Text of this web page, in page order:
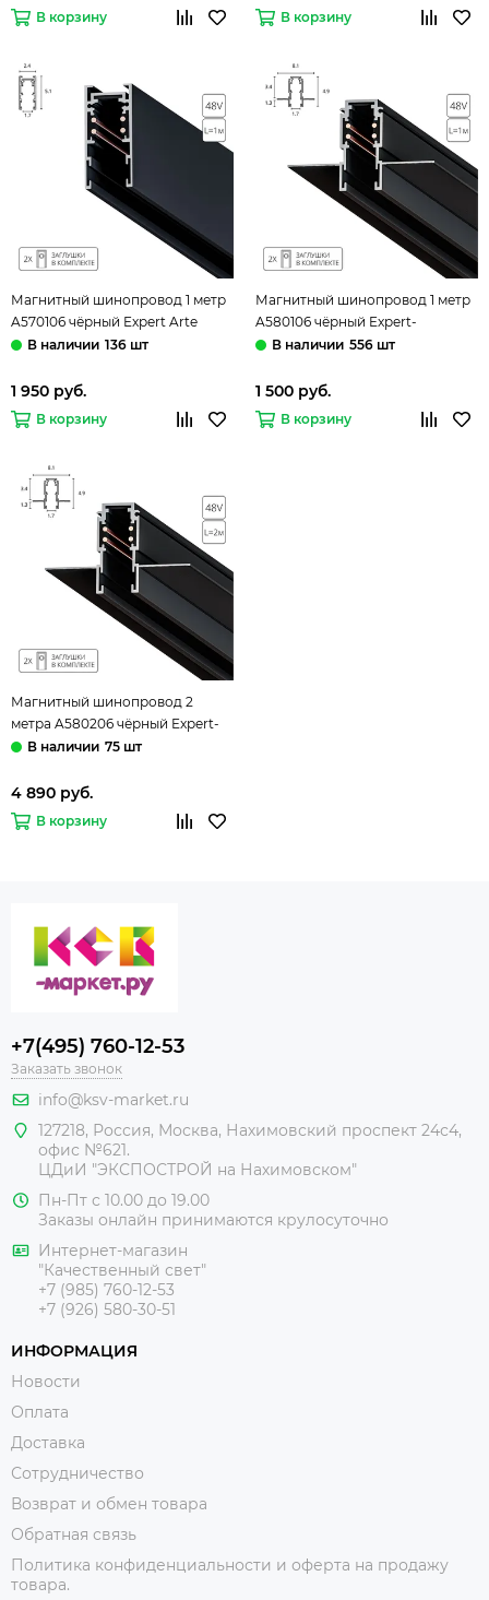
В корзину В корзину
Магнитный шинопровод 1 метр
A570106 чёрный Expert Arte
Lamp
136 шт
1 950 руб.
В корзину
Магнитный шинопровод 1 метр
A580106 чёрный Expert-
Accessories Arte Lamp
556 шт
1 500 руб.
В корзину
Магнитный шинопровод 2
метра A580206 чёрный Expert-
Accessories Arte Lamp
75 шт
4 890 руб.
В корзину
+7(495) 760-12-53
Заказать звонок
info@ksv-market.ru
127218, Россия, Москва, Нахимовский проспект 24с4,
офис №621.
ЦДиИ "ЭКСПОСТРОЙ на Нахимовском"
Пн-Пт с 10.00 до 19.00
Заказы онлайн принимаются крулосуточно
Интернет-магазин
"Качественный свет"
+7 (985) 760-12-53
+7 (926) 580-30-51
ИНФОРМАЦИЯ
Новости
Оплата
Доставка
Сотрудничество
Возврат и обмен товара
Обратная связь
Политика конфиденциальности и оферта на продажу
товара.